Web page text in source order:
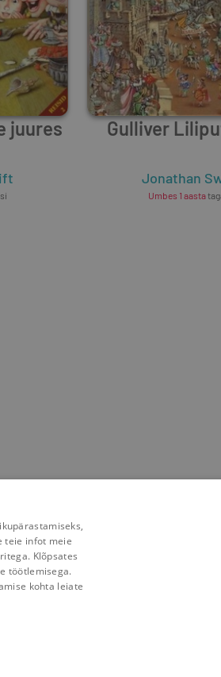
juures Gulliver
Jonathan
Umbes 1 aasta
teie infot meie
Klõpsates
töötlemisega.
kohta leiate